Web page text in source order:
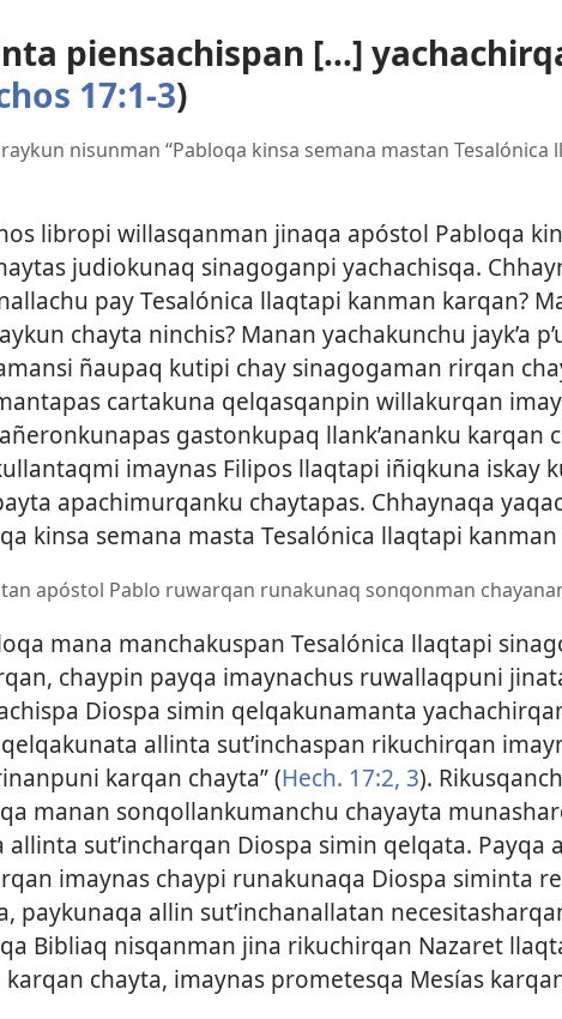
piensachispan [...]
17:1-3)
nisunman “Pabloqa kinsa semana mastan Tesalónica
libropi willasqanman jinaqa apóstol Pabloqa
judiokunaq sinagoganpi yachachisqa.
pay Tesalónica llaqtapi kanman karqan?
chayta ninchis? Manan yachakunchu jayk’a
ñaupaq kutipi chay sinagogaman rirqan
cartakuna qelqasqanpin willakurqan
gastonkupaq llank’ananku karqan
imaynas Filipos llaqtapi iñiqkuna iskay
apachimurqanku chaytapas. Chhaynaqa
kinsa semana masta Tesalónica llaqtapi
apóstol Pablo ruwarqan runakunaq sonqonman
mana manchakuspan Tesalónica llaqtapi
chaypin payqa imaynachus ruwallaqpuni
Diospa simin qelqakunamanta
qelqakunata allinta sut’inchaspan rikuchirqan
karqan chayta” (Hech. 17:2, 3).
manan sonqollankumanchu chayayta
allinta sut’incharqan Diospa simin qelqata. Payqa
imaynas chaypi runakunaqa Diospa siminta
paykunaqa allin sut’inchanallatan
Bibliaq nisqanman jina rikuchirqan Nazaret
karqan chayta, imaynas prometesqa Mesías